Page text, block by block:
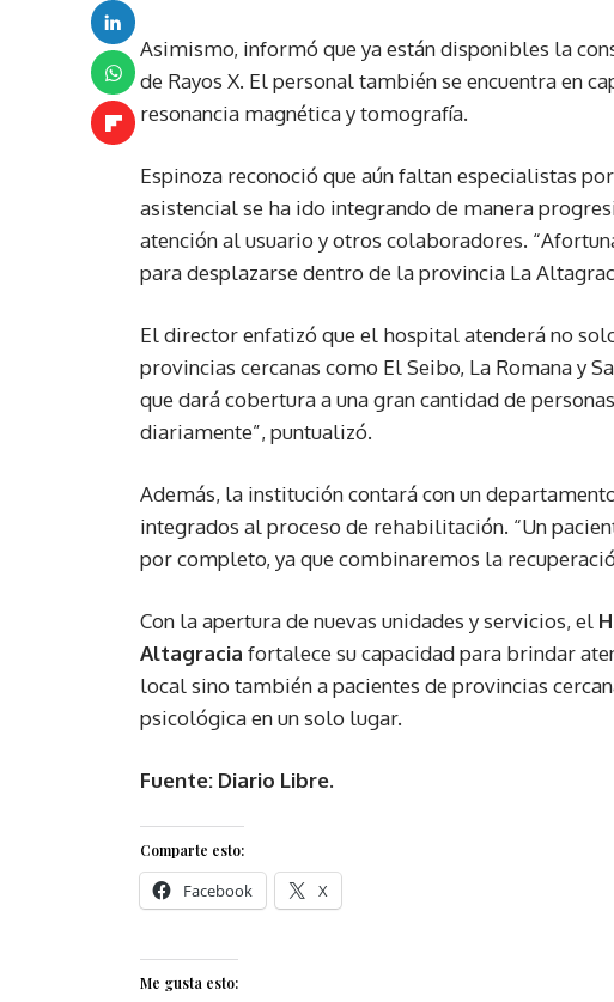
Asimismo, informó que ya están disponibles la
de Rayos X. El personal también se encuentra en
resonancia magnética y tomografía.
Espinoza reconoció que aún faltan especialistas
asistencial se ha ido integrando de manera
atención al usuario y otros colaboradores.
para desplazarse dentro de la provincia La
El director enfatizó que el hospital atenderá no
provincias cercanas como El Seibo, La Romana y
que dará cobertura a una gran cantidad de
diariamente”, puntualizó.
Además, la institución contará con un
integrados al proceso de rehabilitación. “Un
por completo, ya que combinaremos la
Con la apertura de nuevas unidades y servicios, el
Altagracia fortalece su capacidad para brindar
local sino también a pacientes de provincias
psicológica en un solo lugar.
Fuente: Diario Libre.
Comparte esto:
Facebook X
Me gusta esto: